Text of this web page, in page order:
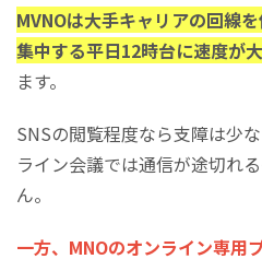
MVNOは大手キャリアの回線
集中する平日12時台に速度が
ます。
SNSの閲覧程度なら支障は少
ライン会議では通信が途切れ
ん。
一方、MNOのオンライン専用